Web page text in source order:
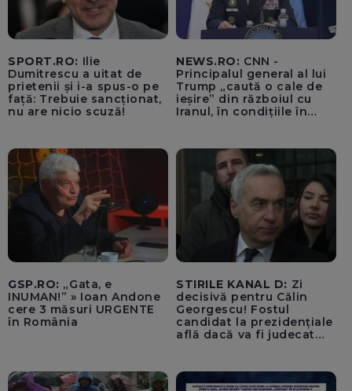
SPORT.RO: Ilie
Dumitrescu a uitat de
prietenii și i-a spus-o pe
față: Trebuie sancționat,
nu are nicio scuză!
NEWS.RO: CNN -
Principalul general al lui
Trump „caută o cale de
ieșire” din războiul cu
Iranul, în condițiile în
GSP.RO: „Gata, e
INUMAN!” » Ioan Andone
cere 3 măsuri URGENTE
în România
STIRILE KANAL D: Zi
decisivă pentru Călin
Georgescu! Fostul
candidat la prezidențiale
află dacă va fi judecat